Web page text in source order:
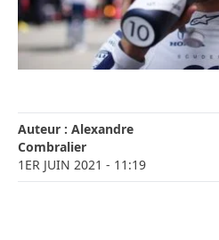
Auteur : Alexandre
Combralier
1ER JUIN 2021 - 11:19